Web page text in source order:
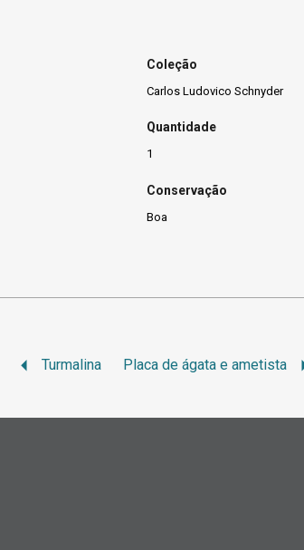
Coleção
Carlos Ludovico Schnyder
Quantidade
1
Conservação
Boa
Turmalina Placa de ágata e ametista